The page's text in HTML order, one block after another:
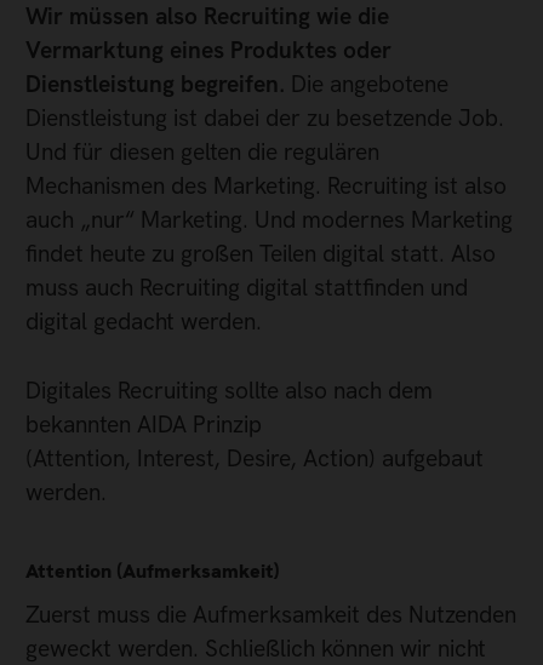
Wir müssen also Recruiting wie die
Vermarktung eines Produktes oder
Dienstleistung begreifen. Die angebotene
Dienstleistung ist dabei der zu besetzende Job.
Und für diesen gelten die regulären
Mechanismen des Marketing. Recruiting ist also
auch „nur“ Marketing. Und modernes Marketing
findet heute zu großen Teilen digital statt. Also
muss auch Recruiting digital stattfinden und
digital gedacht werden.
Digitales Recruiting sollte also nach dem
bekannten AIDA Prinzip
(Attention, Interest, Desire, Action) aufgebaut
werden.
Attention (Aufmerksamkeit)
Zuerst muss die Aufmerksamkeit des Nutzenden
geweckt werden. Schließlich können wir nicht